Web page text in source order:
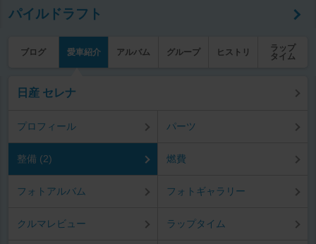
パイルドラフト
ブログ 愛車紹介 アルバム グループ ヒストリ
ラップ
タイム
日産 セレナ
プロフィール パーツ
整備 (2) 燃費
フォトアルバム フォトギャラリー
クルマレビュー ラップタイム